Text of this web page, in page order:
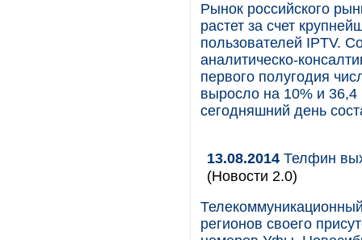
Рынок российского
растет за счет
пользователей IPTV.
аналитическо-
первого полугодия
выросло на 10% и 36,4
сегодняшний день
13.08.2014 Телфин
(Новости 2.0)
регионов своего